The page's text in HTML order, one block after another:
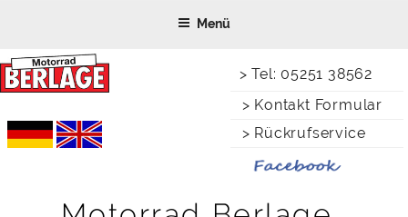
springen
> Tel: 05251 38562
> Kontakt Formular
> Rückrufservice
Menü